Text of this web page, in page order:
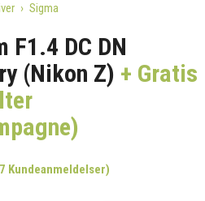
Sigma
F1.4 DC DN
(Nikon Z) + Gratis
Kundeanmeldelser)